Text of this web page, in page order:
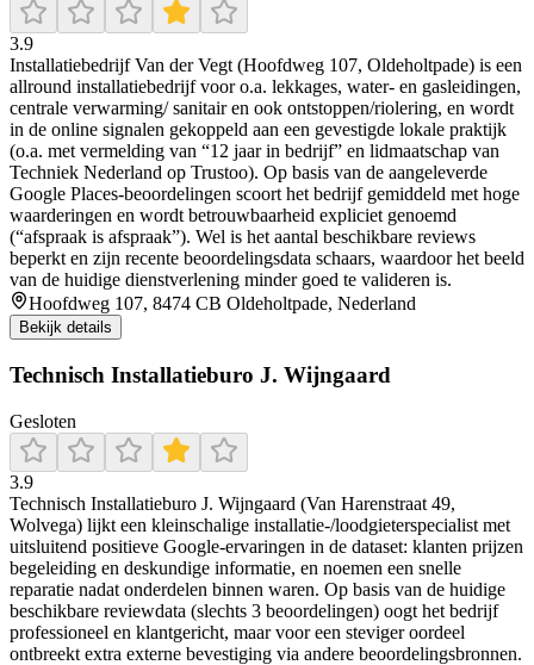
3.9
Installatiebedrijf Van der Vegt (Hoofdweg 107, Oldeholtpade) is een
allround installatiebedrijf voor o.a. lekkages, water- en gasleidingen,
centrale verwarming/ sanitair en ook ontstoppen/riolering, en wordt
in de online signalen gekoppeld aan een gevestigde lokale praktijk
(o.a. met vermelding van “12 jaar in bedrijf” en lidmaatschap van
Techniek Nederland op Trustoo). Op basis van de aangeleverde
Google Places-beoordelingen scoort het bedrijf gemiddeld met hoge
waarderingen en wordt betrouwbaarheid expliciet genoemd
(“afspraak is afspraak”). Wel is het aantal beschikbare reviews
beperkt en zijn recente beoordelingsdata schaars, waardoor het beeld
van de huidige dienstverlening minder goed te valideren is.
Hoofdweg 107, 8474 CB Oldeholtpade, Nederland
Bekijk details
Technisch Installatieburo J. Wijngaard
Gesloten
3.9
Technisch Installatieburo J. Wijngaard (Van Harenstraat 49,
Wolvega) lijkt een kleinschalige installatie-/loodgieterspecialist met
uitsluitend positieve Google-ervaringen in de dataset: klanten prijzen
begeleiding en deskundige informatie, en noemen een snelle
reparatie nadat onderdelen binnen waren. Op basis van de huidige
beschikbare reviewdata (slechts 3 beoordelingen) oogt het bedrijf
professioneel en klantgericht, maar voor een steviger oordeel
ontbreekt extra externe bevestiging via andere beoordelingsbronnen.